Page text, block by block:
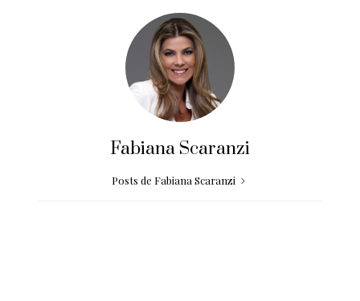
Fabiana Scaranzi
Posts de Fabiana Scaranzi